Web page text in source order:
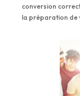
conversion
la préparation de